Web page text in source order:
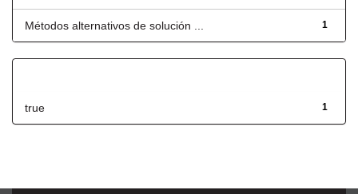
1
Métodos alternativos de solución ...
1
true